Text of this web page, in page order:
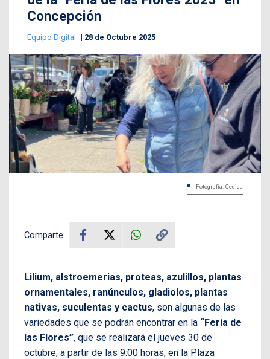
Concepción
Equipo Digital 28 de Octubre 2025
Fotografía: Cedida
Comparte
Lilium, alstroemerias, proteas, azulillos, plantas
ornamentales, ranúnculos, gladiolos, plantas
nativas, suculentas y cactus, son algunas de las
variedades que se podrán encontrar en la “Feria de
las Flores”, que se realizará el jueves 30 de
octubre, a partir de las 9:00 horas, en la Plaza